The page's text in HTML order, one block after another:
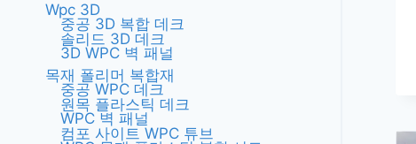
Wpc 3D
중공 3D 복합 데크
솔리드 3D 데크
3D WPC 벽 패널
목재 폴리머 복합재
중공 WPC 데크
원목 플라스틱 데크
WPC 벽 패널
컴포 사이트 WPC 튜브